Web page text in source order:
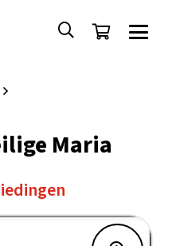
Maria